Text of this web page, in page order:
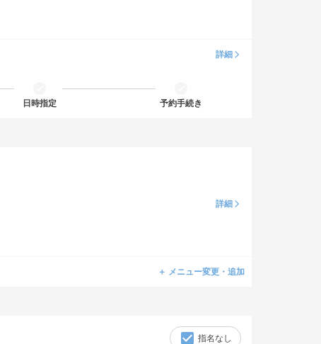
詳細
日時指定 予約手続き
詳細
＋ メニュー変更・追加
指名なし